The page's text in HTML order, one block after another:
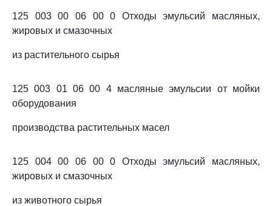
125 003 00 06 00 0 Отходы эмульсий масляных,
жировых и смазочных
из растительного сырья
125 003 01 06 00 4 масляные эмульсии от мойки
оборудования
производства растительных масел
125 004 00 06 00 0 Отходы эмульсий масляных,
жировых и смазочных
из животного сырья